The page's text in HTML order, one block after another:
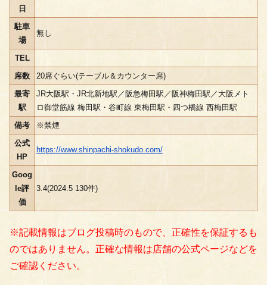
日
駐車
場
無し
TEL
席数
20席ぐらい(テーブル＆カウンター席)
最寄
駅
JR大阪駅・JR北新地駅／阪急梅田駅／阪神梅田駅／大阪メト
ロ御堂筋線 梅田駅・谷町線 東梅田駅・四つ橋線 西梅田駅
備考
※禁煙
公式
HP
https://www.shinpachi-shokudo.com/
Goog
le評
価
3.4(2024.5 130件)
※記載情報はブログ投稿時のもので、正確性を保証するも
のではありません。正確な情報は店舗の公式ページなどを
ご確認ください。